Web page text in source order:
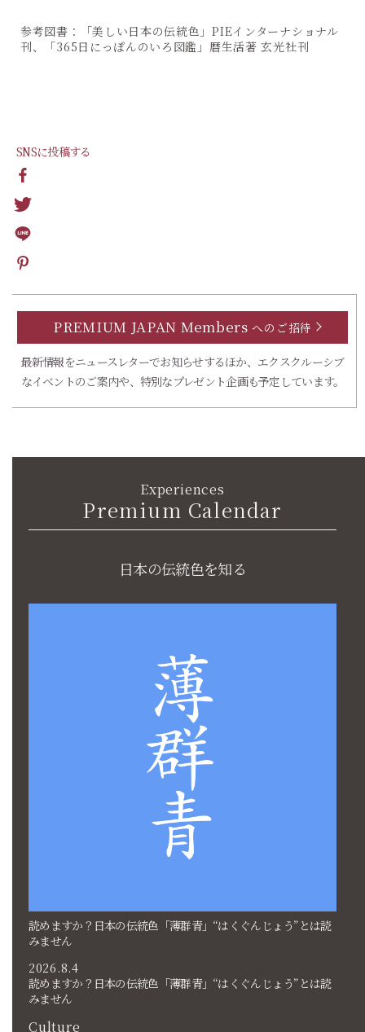
参考図書：「美しい日本の伝統色」PIEインターナショナル
刊、「365日にっぽんのいろ図鑑」暦生活著 玄光社刊
SNSに投稿する
PREMIUM JAPAN Members へのご招待
最新情報をニュースレターでお知らせするほか、エクスクルーシブ
なイベントのご案内や、特別なプレゼント企画も予定しています。
Experiences
Premium Calendar
日本の伝統色を知る
読めますか？日本の伝統色「薄群青」“はくぐんじょう”とは読
みません
2026.8.4
読めますか？日本の伝統色「薄群青」“はくぐんじょう”とは読
みません
Culture